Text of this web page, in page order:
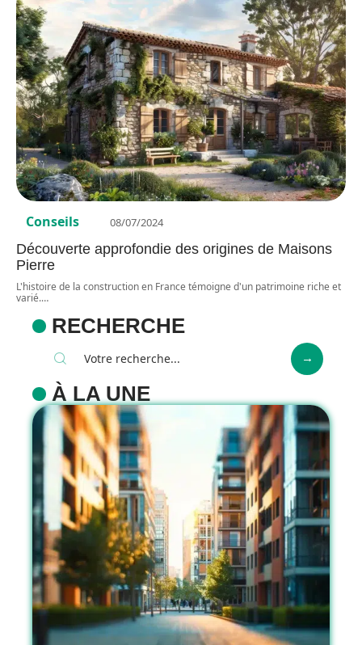
Conseils 08/07/2024
Découverte approfondie des origines de Maisons
Pierre
L'histoire de la construction en France témoigne d'un patrimoine riche et
varié.…
RECHERCHE
À LA UNE